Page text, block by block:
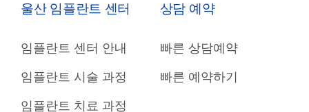
울산 임플란트 센터
임플란트 센터 안내
임플란트 시술 과정
임플란트 치료 과정
상담 예약
빠른 상담예약
빠른 예약하기